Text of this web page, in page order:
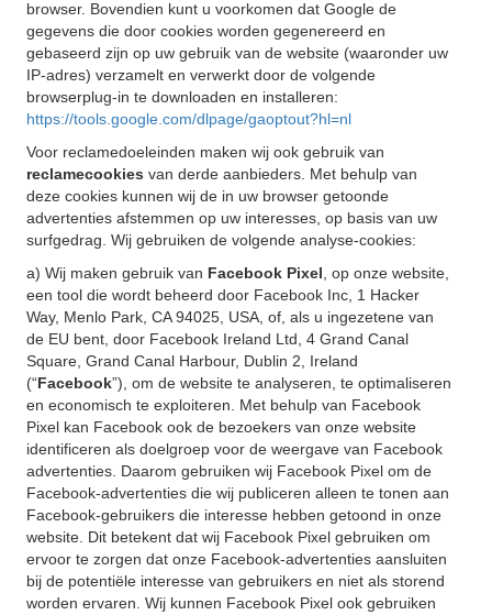
browser. Bovendien kunt u voorkomen dat Google de
gegevens die door cookies worden gegenereerd en
gebaseerd zijn op uw gebruik van de website (waaronder uw
IP-adres) verzamelt en verwerkt door de volgende
browserplug-in te downloaden en installeren:
https://tools.google.com/dlpage/gaoptout?hl=nl
Voor reclamedoeleinden maken wij ook gebruik van
reclamecookies van derde aanbieders. Met behulp van
deze cookies kunnen wij de in uw browser getoonde
advertenties afstemmen op uw interesses, op basis van uw
surfgedrag. Wij gebruiken de volgende analyse-cookies:
a) Wij maken gebruik van Facebook Pixel , op onze website,
een tool die wordt beheerd door Facebook Inc, 1 Hacker
Way, Menlo Park, CA 94025, USA, of, als u ingezetene van
de EU bent, door Facebook Ireland Ltd, 4 Grand Canal
Square, Grand Canal Harbour, Dublin 2, Ireland
(“Facebook”), om de website te analyseren, te optimaliseren
en economisch te exploiteren. Met behulp van Facebook
Pixel kan Facebook ook de bezoekers van onze website
identificeren als doelgroep voor de weergave van Facebook
advertenties. Daarom gebruiken wij Facebook Pixel om de
Facebook-advertenties die wij publiceren alleen te tonen aan
Facebook-gebruikers die interesse hebben getoond in onze
website. Dit betekent dat wij Facebook Pixel gebruiken om
ervoor te zorgen dat onze Facebook-advertenties aansluiten
bij de potentiële interesse van gebruikers en niet als storend
worden ervaren. Wij kunnen Facebook Pixel ook gebruiken